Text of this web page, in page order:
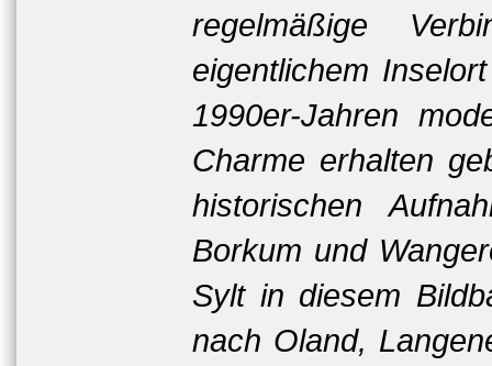
regelmäßige
eigentlichem
1990er-Jahren
Charme erhalten
historischen
Borkum und
Sylt in diesem
nach Oland,